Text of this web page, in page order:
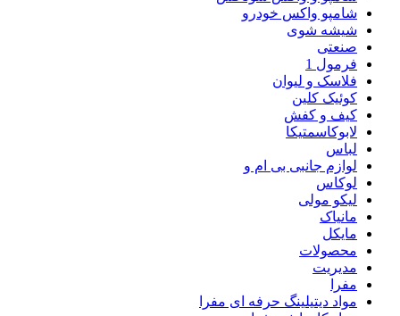
شامپو واکس خودرو
شیشه شوی
صنعتی
فرمول 1
فلاسک و لیوان
کوئیک کلین
کیف و کفش
لابوکاسمتیکا
لباس
لوازم جانبی بی ام و
لوکاس
لیکو مولی
مانیاک
مایکل
محصولات
مدیریت
مفرا
مواد دیتیلینگ حرفه ای مفرا